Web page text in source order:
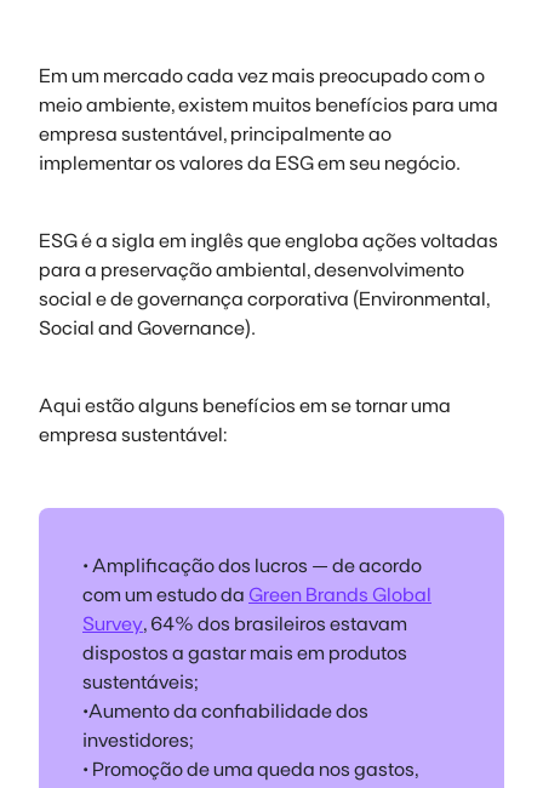
Em um mercado cada vez mais preocupado com o
meio ambiente, existem muitos benefícios para uma
empresa sustentável, principalmente ao
implementar os valores da ESG em seu negócio.
ESG é a sigla em inglês que engloba ações voltadas
para a preservação ambiental, desenvolvimento
social e de governança corporativa (Environmental,
Social and Governance).
Aqui estão alguns benefícios em se tornar uma
empresa sustentável:
• Amplificação dos lucros — de acordo
com um estudo da Green Brands Global
Survey, 64% dos brasileiros estavam
dispostos a gastar mais em produtos
sustentáveis;
•Aumento da confiabilidadedos
investidores;
• Promoção de uma queda nos gastos,